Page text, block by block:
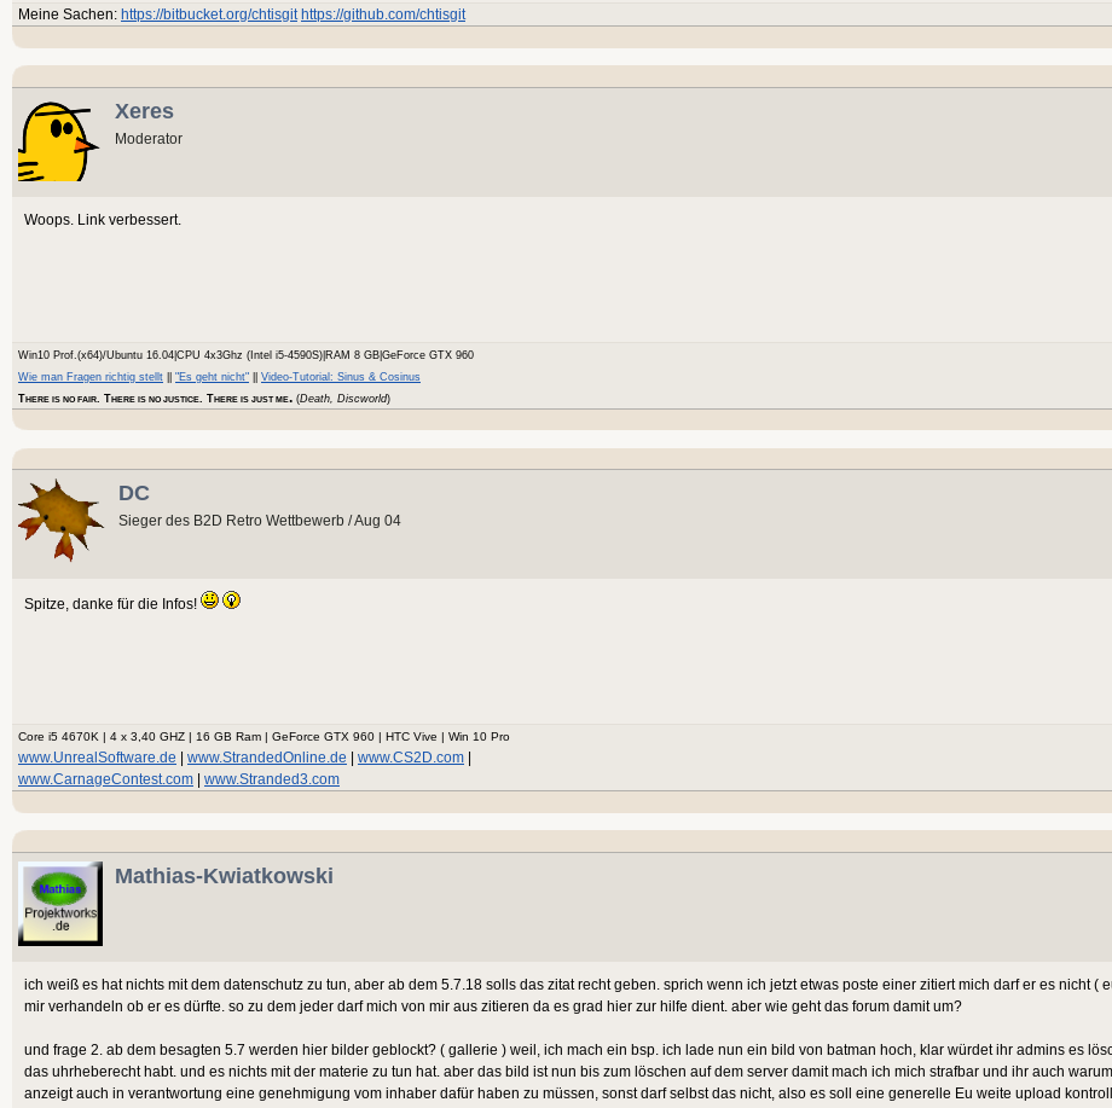
Meine Sachen: https://bitbucket.org/chtisgit https://github.com/chtisgit
Xeres
Moderator
Woops. Link verbessert.
Win10 Prof.(x64)/Ubuntu 16.04|CPU 4x3Ghz (Intel i5-4590S)|RAM 8 GB|GeForce GTX 960
Wie man Fragen richtig stellt
"Es geht nicht"
Video-Tutorial: Sinus & Cosinus
THERE IS NO FAIR . THERE IS NO JUSTICE . THERE IS JUST ME. (Death, Discworld)
DC
Sieger des B2D Retro Wettbewerb / Aug 04
Spitze, danke für die Infos!
Core i5 4670K | 4 x 3,40 GHZ | 16 GB Ram | GeForce GTX 960 | HTC Vive | Win 10 Pro
www.UnrealSoftware.de www.StrandedOnline.de www.CS2D.com
www.CarnageContest.com
www.Stranded3.com
Mathias-Kwiatkowski
ich weiß es hat nichts mit dem datenschutz zu tun, aber ab dem 5.7.18 solls das zitat recht geben. sprich wenn ich jetzt etwas poste einer zitiert mich darf er es nicht (
mir verhandeln ob er es dürfte. so zu dem jeder darf mich von mir aus zitieren da es grad hier zur hilfe dient. aber wie geht das forum damit um?
und frage 2. ab dem besagten 5.7 werden hier bilder geblockt? ( gallerie ) weil, ich mach ein bsp. ich lade nun ein bild von batman hoch, klar würdet ihr admins es
das uhrheberecht habt. und es nichts mit der materie zu tun hat. aber das bild ist nun bis zum löschen auf dem server damit mach ich mich strafbar und ihr auch
anzeigt auch in verantwortung eine genehmigung vom inhaber dafür haben zu müssen, sonst darf selbst das nicht, also es soll eine generelle Eu weite upload